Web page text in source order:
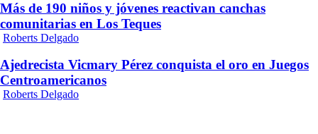
Más de 190 niños y jóvenes reactivan canchas
comunitarias en Los Teques
Roberts Delgado
Ajedrecista Vicmary Pérez conquista el oro en Juegos
Centroamericanos
Roberts Delgado